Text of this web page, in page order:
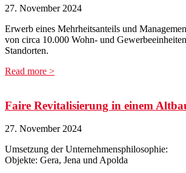
27. November 2024
Erwerb eines Mehrheitsanteils und
von circa 10.000 Wohn- und
Standorten.
Read more >
Faire Revitalisierung in einem
27. November 2024
Umsetzung der Unternehmensphilosophie:
Objekte: Gera, Jena und Apolda